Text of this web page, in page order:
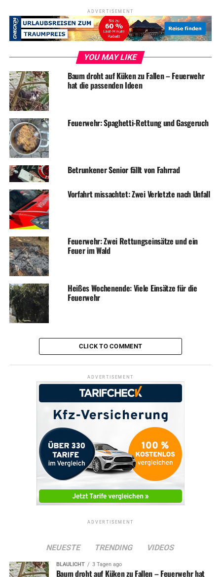
ADVERTISEMENT
Corona: Impfungen mit AstraZeneca ausgesetzt
DON'T MISS
Kind bei Unfall verletzt
ADVERTISEMENT
YOU MAY LIKE
Baum droht auf Küken zu Fallen – Feuerwehr
hat die passenden Ideen
Feuerwehr: Spaghetti-Rettung und Gasgeruch
Betrunkener Senior fällt von Fahrrad
Vorfahrt missachtet: Zwei Verletzte nach Unfall
Feuerwehr: Zwei Rettungseinsätze und ein
Feuer im Wald
Heißes Wochenende: Viele Einsätze für die
Feuerwehr
CLICK TO COMMENT
ADVERTISEMENT
ADVERTISEMENT
NEUESTE TRENDING VIDEOS
BLAULICHT 3 Tagen ago
Baum droht auf Küken zu Fallen – Feuerwehr hat